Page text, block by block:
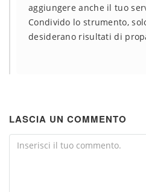
aggiungere anche il tuo
Condivido lo strumento,
desiderano risultati di
LASCIA UN COMMENTO
Comment